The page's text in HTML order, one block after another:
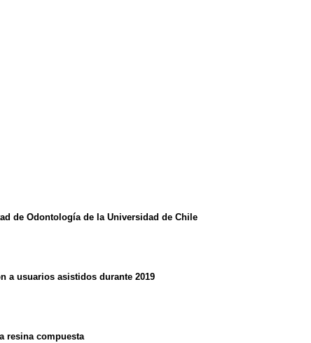
de Odontología de la Universidad de Chile
a usuarios asistidos durante 2019
resina compuesta